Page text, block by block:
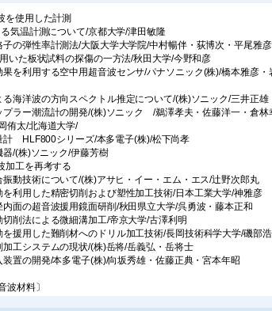
を使用した計測
気温計測について/京都大学/津田敏隆
子の弾性率計測法/大阪大学大学院/中村暢伴・荻博次・平尾雅彦
いた板状試料の探傷の一方法/秋田大学/今野和彦
果を利用する空中用超音波センサ/パナソニック(株)/橋本雅彦・
る海洋波の方向スペクトル推定について/(株)ソニック/三井正雄
プラー潮流計の開発/(株)ソニック /鵜澤孝夫・佐藤洋一・倉林
侑太/北海道大学/
計 HLF800シリーズ/本多電子(株)/松下尚孝
器/(株)ソニック/伊藤芳樹
加工を再考する
振動技術について/(株)アサヒ・イー・エム・エス/辻野次郎丸
を利用した精密切削および塑性加工技術/日本工業大学/神雅彦
内面の超音波援用鏡面研削/秋田県立大学/呉勇波・藤本正和
切削法による微細溝加工/帝京大学/古澤利明
を援用した難削材へのドリル加工技術/長岡技術科学大学/磯部
加工システムの現状/(株)岳将/岳義弘・岳将士
装置の開発/本多電子(株)/向坂秀雄・佐藤正典・宮本年昭
波材料〕